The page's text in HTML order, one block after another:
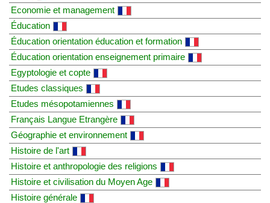
Economie et management
Éducation
Éducation orientation éducation et formation
Éducation orientation enseignement primaire
Egyptologie et copte
Etudes classiques
Etudes mésopotamiennes
Français Langue Etrangère
Géographie et environnement
Histoire de l'art
Histoire et anthropologie des religions
Histoire et civilisation du Moyen Age
Histoire générale